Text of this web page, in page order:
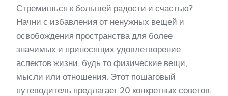
Стремишься к большей радости и счастью?
Начни с избавления от ненужных вещей и
освобождения пространства для более
значимых и приносящих удовлетворение
аспектов жизни, будь то физические вещи,
мысли или отношения. Этот пошаговый
путеводитель предлагает 20 конкретных советов,